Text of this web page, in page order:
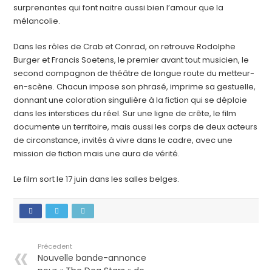
surprenantes qui font naitre aussi bien l’amour que la
mélancolie.
Dans les rôles de Crab et Conrad, on retrouve Rodolphe
Burger et Francis Soetens, le premier avant tout musicien, le
second compagnon de théâtre de longue route du metteur-
en-scène. Chacun impose son phrasé, imprime sa gestuelle,
donnant une coloration singulière à la fiction qui se déploie
dans les interstices du réel. Sur une ligne de crête, le film
documente un territoire, mais aussi les corps de deux acteurs
de circonstance, invités à vivre dans le cadre, avec une
mission de fiction mais une aura de vérité.
Le film sort le 17 juin dans les salles belges.
Précedent
Nouvelle bande-annonce